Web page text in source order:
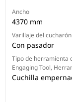
Ancho
4370 mm
Varillaje del cucharón
Con pasador
Tipo de herramienta
Engaging Tool,
Cuchilla